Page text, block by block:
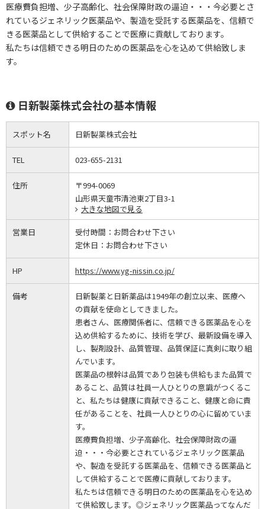
医療費負担増、少子高齢化、社会保障財政の逼迫・・・今必要とさ
れているジェネリック医薬品や、製造を受託する医薬品を、信頼で
きる医薬品として供給することで医療に貢献しております。
私たちは信頼できる明日のための医薬品を心を込めて供給致しま
す。
日新製薬株式会社の基本情報
スポット名 日新製薬株式会社
TEL 023-655-2131
住所
〒994-0069
山形県天童市清池東2丁目3-1
大きな地図で見る
営業日 受付時間： お問合わせ下さい
定休日： お問合わせ下さい
HP https://www.yg-nissin.co.jp/
備考
日新製薬と日新薬品は1949年の創立以来、医療へ
の貢献を使命としてきました。
患者さん、医療関係者に、信頼できる医薬品を心を
込め供給するために、技術を学び、最新設備を導入
し、製剤設計、品質管理、品質保証に真剣に取り組
んでいます。
医薬品の根幹は品質であり包装も供給もまた品質で
あること、品質は社員一人ひとりの意識がつくるこ
と、私たちは健康に貢献できること、健康と命に責
任があることを、社員一人ひとりの心に留めていま
す。
医療費負担増、少子高齢化、社会保障財政の逼
迫・・・今必要とされているジェネリック医薬品
や、製造を受託する医薬品を、信頼できる医薬品と
して供給することで医療に貢献しております。
私たちは信頼できる明日のための医薬品を心を込め
て供給致します。◎ジェネリック医薬品ってなんだ